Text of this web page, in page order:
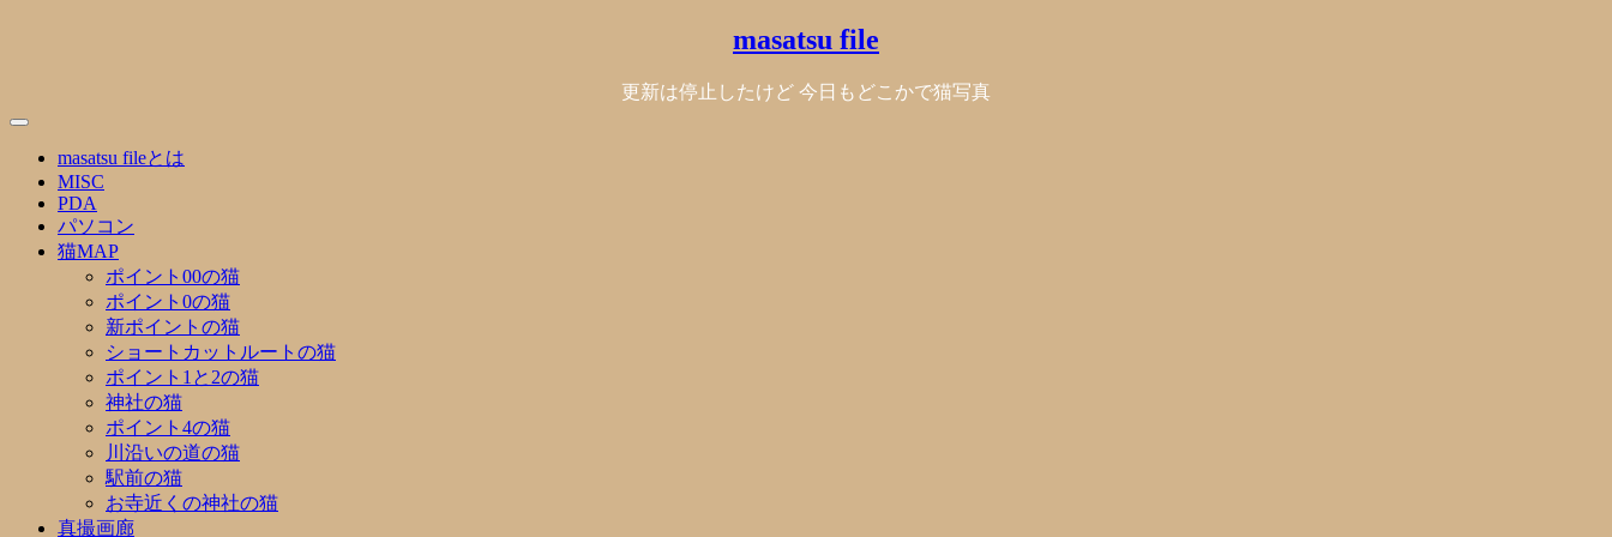
masatsu file
更新は停止したけど 今日もどこかで猫写真
masatsu fileとは
MISC
PDA
パソコン
猫MAP
ポイント00の猫
ポイント0の猫
新ポイントの猫
ショートカットルートの猫
ポイント1と2の猫
神社の猫
ポイント4の猫
川沿いの道の猫
駅前の猫
お寺近くの神社の猫
真撮画廊